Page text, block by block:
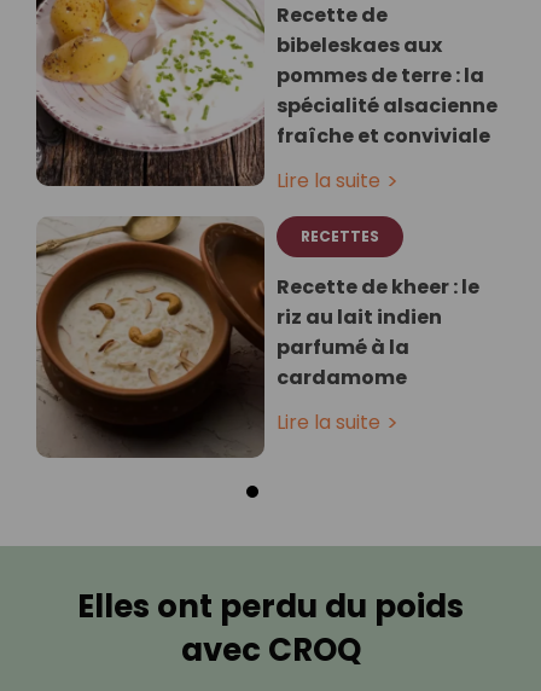
Recette de
bibeleskaes aux
pommes de terre : la
spécialité alsacienne
fraîche et conviviale
Lire la suite
RECETTES
Recette de kheer : le
riz au lait indien
parfumé à la
cardamome
Lire la suite
Elles ont perdu du poids
avec CROQ